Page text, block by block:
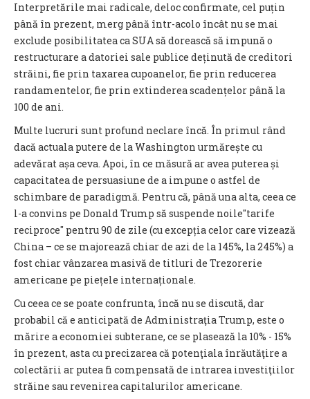
Interpretările mai radicale, deloc confirmate, cel puțin
până în prezent, merg până într-acolo încât nu se mai
exclude posibilitatea ca SUA să dorească să impună o
restructurare a datoriei sale publice deținută de creditori
străini, fie prin taxarea cupoanelor, fie prin reducerea
randamentelor, fie prin extinderea scadențelor până la
100 de ani.
Multe lucruri sunt profund neclare încă. În primul rând
dacă actuala putere de la Washington urmărește cu
adevărat așa ceva. Apoi, în ce măsură ar avea puterea și
capacitatea de persuasiune de a impune o astfel de
schimbare de paradigmă. Pentru că, până una alta, ceea ce
l-a convins pe Donald Trump să suspende noile″tarife
reciproce″ pentru 90 de zile (cu excepția celor care vizează
China – ce se majorează chiar de azi de la 145%, la 245%) a
fost chiar vânzarea masivă de titluri de Trezorerie
americane pe piețele internaționale.
Cu ceea ce se poate confrunta, încă nu se discută, dar
probabil că e anticipată de Administraţia Trump, este o
mărire a economiei subterane, ce se plasează la 10% - 15%
în prezent, asta cu precizarea că potenţiala înrăutăţire a
colectării ar putea fi compensată de intrarea investiţiilor
străine sau revenirea capitalurilor americane.